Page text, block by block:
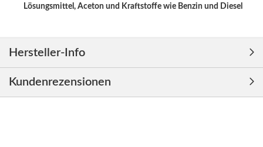
Lösungsmittel, Aceton und Kraftstoffe wie Benzin und Diesel
Hersteller-Info
Kundenrezensionen